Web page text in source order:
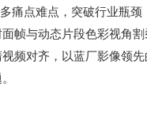
痛点难点，突破行业瓶
帧与动态片段色彩视角
频对齐，以蓝厂影像领